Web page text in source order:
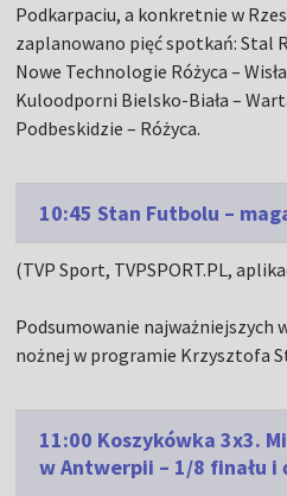
Podkarpaciu, a konkretnie w
zaplanowano pięć spotkań: Stal
Nowe Technologie Różyca –
Kuloodporni Bielsko-Biała –
Podbeskidzie – Różyca.
10:45 Stan Futbolu –
(TVP Sport, TVPSPORT.PL,
Podsumowanie najważniejszych
nożnej w programie Krzysztofa
11:00 Koszykówka 3x3.
w Antwerpii – 1/8 finału i